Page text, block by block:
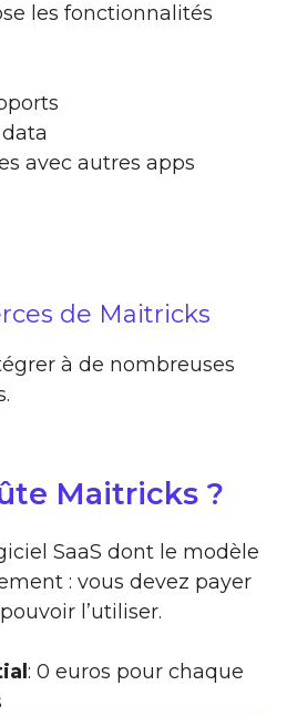
les fonctionnalités
avec autres apps
de Maitricks
à de nombreuses
Maitricks ?
SaaS dont le modèle
: vous devez payer
l’utiliser.
: 0 euros pour chaque